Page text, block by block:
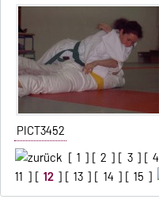
PICT3452
[ 1 ] [ 2 ] [ 3 ] [ 4
11 ] [ 12 ] [ 13 ] [ 14 ] [ 15 ]